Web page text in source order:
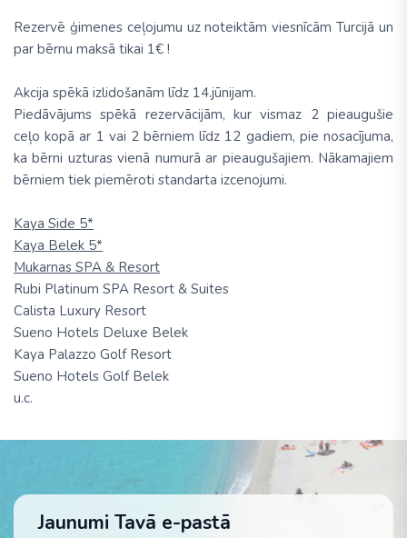
Rezervē ģimenes ceļojumu uz noteiktām viesnīcām Turcijā un
par bērnu maksā tikai 1€ !
Akcija spēkā izlidošanām līdz 14.jūnijam.
Piedāvājums spēkā rezervācijām, kur vismaz 2 pieaugušie
ceļo kopā ar 1 vai 2 bērniem līdz 12 gadiem, pie nosacījuma,
ka bērni uzturas vienā numurā ar pieaugušajiem. Nākamajiem
bērniem tiek piemēroti standarta izcenojumi.
Kaya Side 5*
Kaya Belek 5*
Mukarnas SPA & Resort
Rubi Platinum SPA Resort & Suites
Calista Luxury Resort
Sueno Hotels Deluxe Belek
Kaya Palazzo Golf Resort
Sueno Hotels Golf Belek
u.c.
Jaunumi Tavā e-pastā